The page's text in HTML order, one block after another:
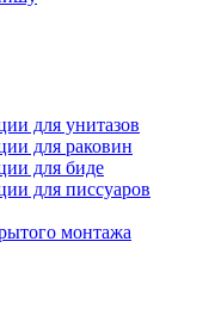
для унитазов
для раковин
для биде
для писсуаров
монтажа